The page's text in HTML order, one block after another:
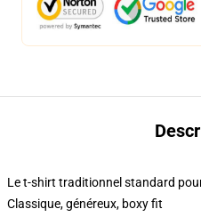
Le t-shirt traditionnel standard
Classique, généreux, boxy fit